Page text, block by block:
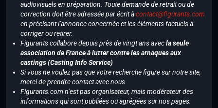
audiovisuels en préparation. Toute demande de retrait ou de
correction doit être adressée par écrit àcontact@figurants.com
en précisant l’annonce concernée et les éléments factuels à
corriger ou retirer.
Figurants collabore depuis près de vingt ans avecla seule
association de France à lutter contre les arnaques aux
castings (Casting Info Service)
Si vous ne voulez pas que votre recherche figure sur notre site,
merci de prendre contact avec nous
Figurants.com n’est pas organisateur, mais modérateur des
informations qui sont publiées ou agrégées sur nos pages.